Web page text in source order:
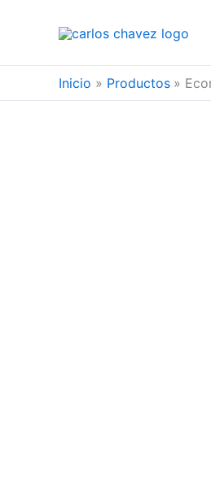
Inicio Productos